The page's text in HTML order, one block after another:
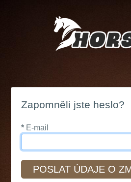
Zapomněli jste heslo?
* E-mail
POSLAT ÚDAJE O